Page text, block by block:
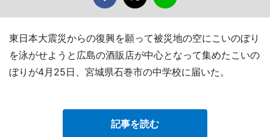
東日本大震災からの復興を願って被災地の空にこいのぼり
を泳がせようと広島の酒販店が中心となって集めたこいの
ぼりが4月25日、宮城県石巻市の中学校に届いた。
記事を読む